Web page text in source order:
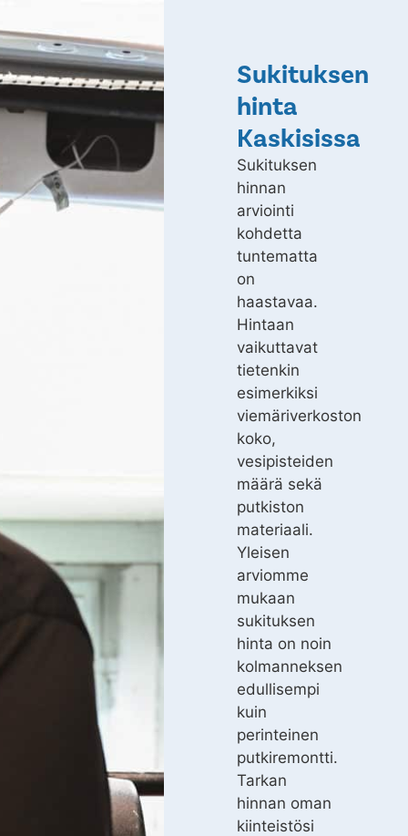
Sukituksen
hinta
Kaskisissa
Sukituksen
hinnan
arviointi
kohdetta
tuntematta
on
haastavaa.
Hintaan
vaikuttavat
tietenkin
esimerkiksi
viemäriverkoston
koko,
vesipisteiden
määrä sekä
putkiston
materiaali.
Yleisen
arviomme
mukaan
sukituksen
hinta on noin
kolmanneksen
edullisempi
kuin
perinteinen
putkiremontti.
Tarkan
hinnan oman
kiinteistösi